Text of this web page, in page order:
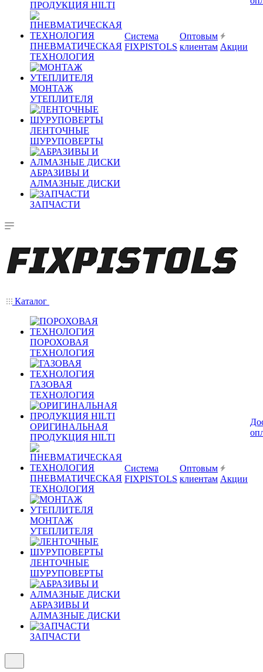
ПРОДУКЦИЯ HILTI
ПНЕВМАТИЧЕСКАЯ
ТЕХНОЛОГИЯ
МОНТАЖ
УТЕПЛИТЕЛЯ
ЛЕНТОЧНЫЕ
ШУРУПОВЕРТЫ
АБРАЗИВЫ И
АЛМАЗНЫЕ ДИСКИ
ЗАПЧАСТИ
Система
FIXPISTOLS
Оптовым
клиентам Акции
Каталог
ПОРОХОВАЯ
ТЕХНОЛОГИЯ
ГАЗОВАЯ
ТЕХНОЛОГИЯ
ОРИГИНАЛЬНАЯ
ПРОДУКЦИЯ HILTI
ПНЕВМАТИЧЕСКАЯ
ТЕХНОЛОГИЯ
МОНТАЖ
УТЕПЛИТЕЛЯ
ЛЕНТОЧНЫЕ
ШУРУПОВЕРТЫ
АБРАЗИВЫ И
АЛМАЗНЫЕ ДИСКИ
ЗАПЧАСТИ
Система
FIXPISTOLS
Оптовым
клиентам Акции